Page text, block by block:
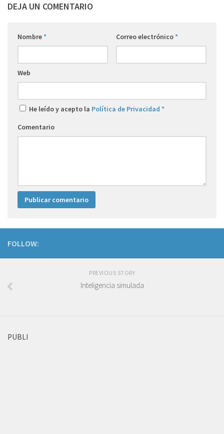
DEJA UN COMENTARIO
Nombre* Correo electrónico*
Web
He leído y acepto la Política de Privacidad *
Comentario
FOLLOW:
PREVIOUS STORY
Inteligencia simulada
PUBLI